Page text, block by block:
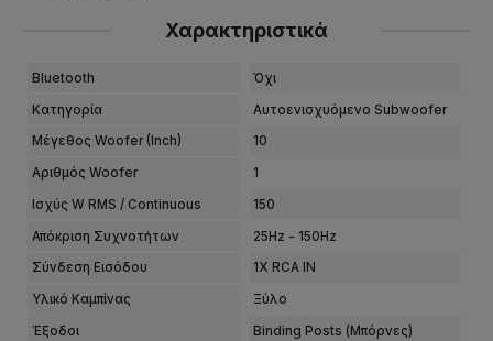
Χαρακτηριστικά
Bluetooth Όχι
Κατηγορία Αυτοενισχυόμενο Subwoofer
Μέγεθος Woofer (Inch) 10
Αριθμός Woofer 1
Ισχύς W RMS / Continuous 150
Απόκριση Συχνοτήτων 25Hz - 150Hz
Σύνδεση Εισόδου 1X RCA IN
Υλικό Καμπίνας Ξύλο
Έξοδοι Binding Posts (μπόρνες)